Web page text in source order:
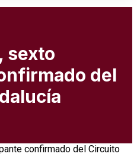
sexto
del